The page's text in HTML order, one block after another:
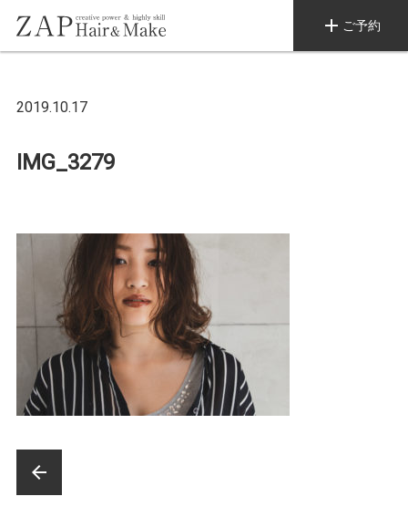
add ご予約
2019.10.17
IMG_3279
前
後
arrow_back